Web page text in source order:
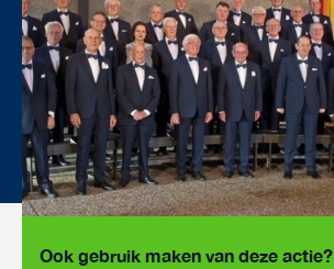
Ook gebruik maken van deze actie?